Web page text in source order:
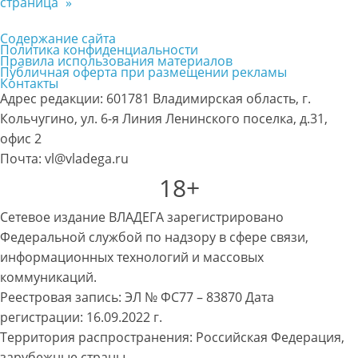
Содержание сайта
Политика конфиденциальности
Правила использования материалов
Публичная оферта при размещении рекламы
Контакты
Адрес редакции: 601781 Владимирская область, г.
Кольчугино, ул. 6-я Линия Ленинского поселка, д.31,
офис 2
Почта: vl@vladega.ru
18+
Сетевое издание ВЛАДЕГА зарегистрировано
Федеральной службой по надзору в сфере связи,
информационных технологий и массовых
коммуникаций.
Реестровая запись: ЭЛ № ФС77 – 83870 Дата
регистрации: 16.09.2022 г.
Территория распространения: Российская Федерация,